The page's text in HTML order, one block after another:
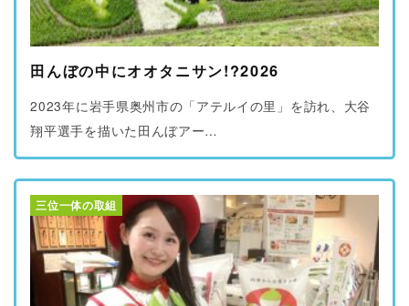
田んぼの中にオオタニサン!?2026
2023年に岩手県奥州市の「アテルイの里」を訪れ、大谷
翔平選手を描いた田んぼアー…
三位一体の取組